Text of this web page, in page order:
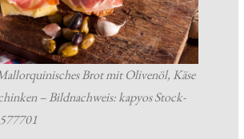
Brot mit Olivenöl, Käse
– Bildnachweis: kapyos Stock-